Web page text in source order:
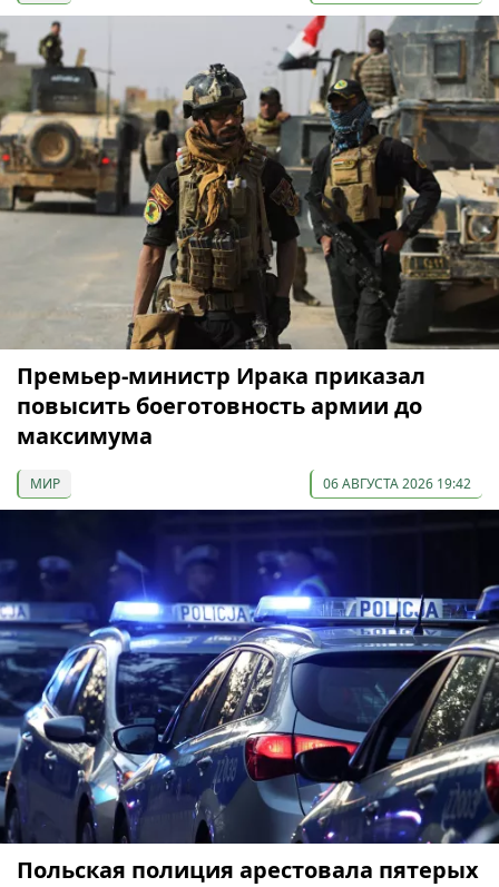
Премьер-министр Ирака приказал
повысить боеготовность армии до
максимума
МИР 06 АВГУСТА 2026 19:42
Польская полиция арестовала пятерых